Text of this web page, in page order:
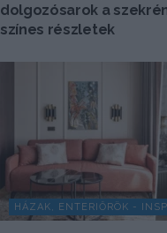
dolgozósarok a
színes részletek
HÁZAK, ENTERIŐRÖK -